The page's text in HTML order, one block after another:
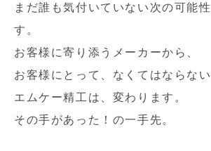
まだ誰も気付いていない次の可能
す。
お客様に寄り添うメーカーから、
お客様にとって、なくてはならない
エムケー精工は、変わります。
その手があった！の一手先。